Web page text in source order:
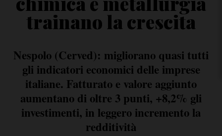
trainano la crescita
Nespolo (Cerved): migliorano quasi tutti
gli indicatori economici delle imprese
italiane. Fatturato e valore aggiunto
aumentano di oltre 3 punti, +8,2% gli
investimenti, in leggero incremento la
redditività